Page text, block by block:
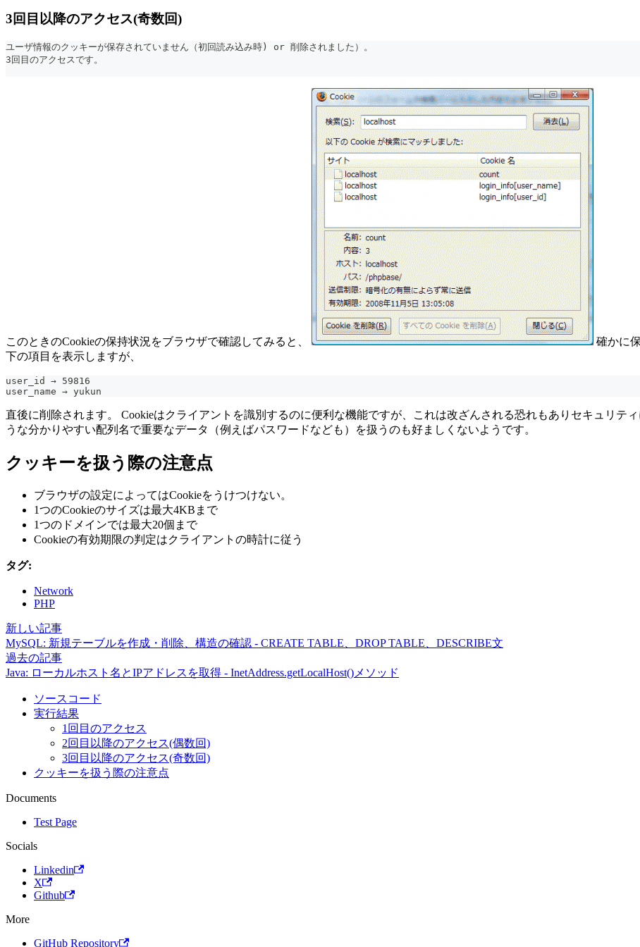
3回目以降のアクセス(奇数回)
ユーザ情報のクッキーが保存されていません（初回読み込み時) or 削除されました）。
3回目のアクセスです。
このときのCookieの保持状況をブラウザで確認してみると、
確かに
下の項目を表示しますが、
user_id → 59816
user_name → yukun
直後に削除されます。 Cookieはクライアントを識別するのに便利な機能ですが、これは改ざんされる恐れもありセキュリテ
うな分かりやすい配列名で重要なデータ（例えばパスワードなども）を扱うのも好ましくないようです。
クッキーを扱う際の注意点
ブラウザの設定によってはCookieをうけつけない。
1つのCookieのサイズは最大4KBまで
1つのドメインでは最大20個まで
Cookieの有効期限の判定はクライアントの時計に従う
タグ:
Network
PHP
新しい記事
MySQL: 新規テーブルを作成・削除、構造の確認 - CREATE TABLE、DROP TABLE、DESCRIBE文
過去の記事
Java: ローカルホスト名とIPアドレスを取得 - InetAddress.getLocalHost()メソッド
ソースコード
実行結果
1回目のアクセス
2回目以降のアクセス(偶数回)
3回目以降のアクセス(奇数回)
クッキーを扱う際の注意点
Documents
Test Page
Socials
Linkedin
X
Github
More
GitHub Repository